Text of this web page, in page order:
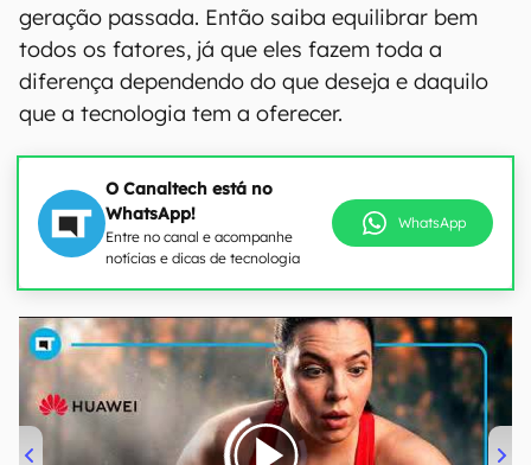
geração passada. Então saiba equilibrar bem
todos os fatores, já que eles fazem toda a
diferença dependendo do que deseja e daquilo
que a tecnologia tem a oferecer.
O Canaltech está no
WhatsApp!
Entre no canal e acompanhe
notícias e dicas de tecnologia
WhatsApp